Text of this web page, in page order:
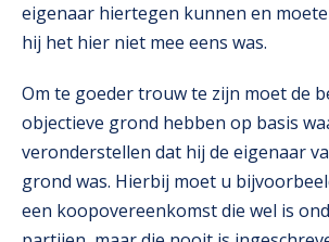
eigenaar hiertegen kunnen en
hij het hier niet mee eens was.
Om te goeder trouw te zijn moet de
objectieve grond hebben op basis
veronderstellen dat hij de eigenaar
grond was. Hierbij moet u
een koopovereenkomst die wel is